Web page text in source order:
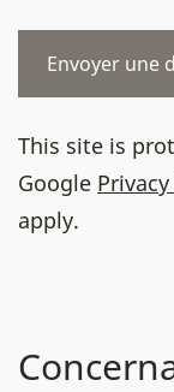
This site is
Google
apply.